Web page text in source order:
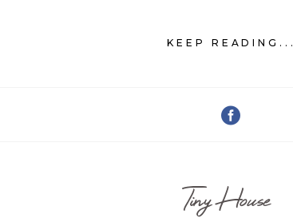
KEEP READING...
Tiny House